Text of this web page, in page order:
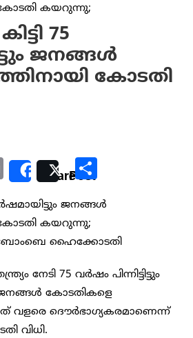
75
ജനങ്ങള്‍
കോടതി
EmailSharePostShare
വര്‍ഷമായിട്ടും ജനങ്ങള്‍
കയറുന്നു;
ബോംബെ ഹൈക്കോടതി
നേടി 75 വര്‍ഷം പിന്നിട്ടിട്ടും
ജനങ്ങള്‍ കോടതികളെ
വളരെ ദൌര്‍ഭാഗ്യകരമാണെന്ന്
വിധി.